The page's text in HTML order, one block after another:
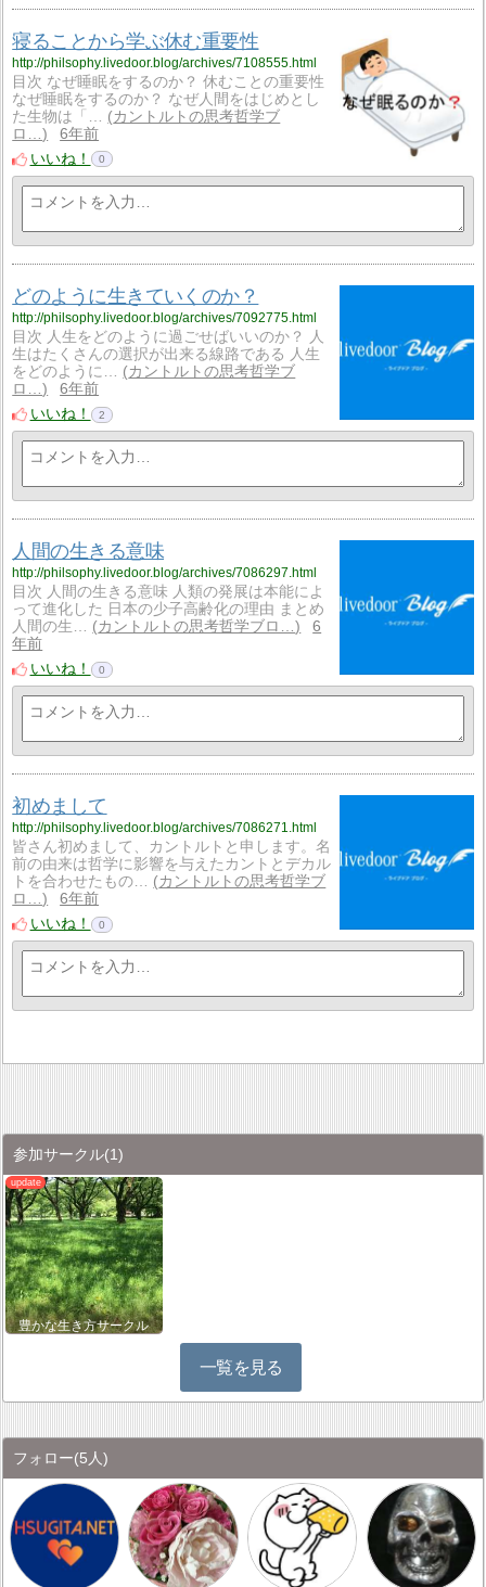
寝ることから学ぶ休む重要性
http://philsophy.livedoor.blog/archives/7108555.html
目次 なぜ睡眠をするのか？ 休むことの重要性
なぜ睡眠をするのか？ なぜ人間をはじめとし
た生物は「…
カントルトの思考哲学ブ
ロ…
6年前
いいね！
0
どのように生きていくのか？
http://philsophy.livedoor.blog/archives/7092775.html
目次 人生をどのように過ごせばいいのか？ 人
生はたくさんの選択が出来る線路である 人生
をどのように…
カントルトの思考哲学ブ
ロ…
6年前
いいね！
2
人間の生きる意味
http://philsophy.livedoor.blog/archives/7086297.html
目次 人間の生きる意味 人類の発展は本能によ
って進化した 日本の少子高齢化の理由 まとめ
人間の生…
カントルトの思考哲学ブロ…
6
年前
いいね！
0
初めまして
http://philsophy.livedoor.blog/archives/7086271.html
皆さん初めまして、カントルトと申します。名
前の由来は哲学に影響を与えたカントとデカル
トを合わせたもの…
カントルトの思考哲学ブ
ロ…
6年前
いいね！
0
参加サークル(1)
豊かな生き方サークル
一覧を見る
フォロー(5人)